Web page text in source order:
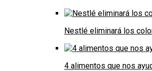
Nestlé eliminará los
4 alimentos que nos